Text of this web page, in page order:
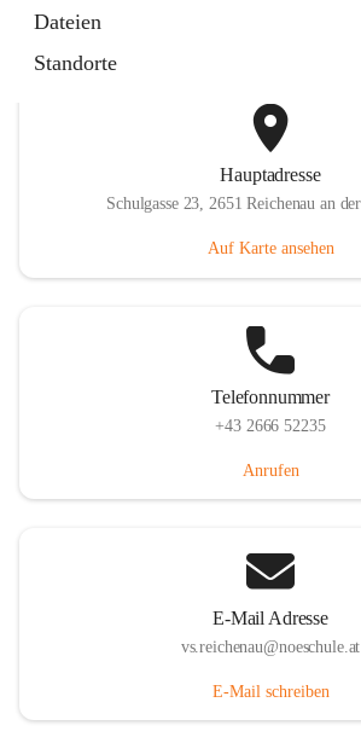
Dateien
Standorte
Hauptadresse
Schulgasse 23, 2651 Reichenau an
Auf Karte ansehen
Telefonnummer
+43 2666 52235
Anrufen
E-Mail Adresse
vs.reichenau@noeschule.at
E-Mail schreiben